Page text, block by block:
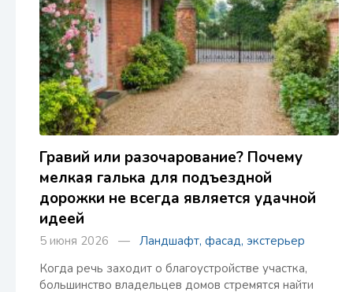
Гравий или разочарование? Почему
мелкая галька для подъездной
дорожки не всегда является удачной
идеей
5 июня 2026 — Ландшафт, фасад, экстерьер
Когда речь заходит о благоустройстве участка,
большинство владельцев домов стремятся найти